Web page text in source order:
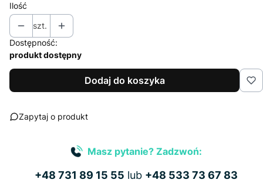
Ilość
szt.
Dostępność:
produkt dostępny
Dodaj do koszyka
Zapytaj o produkt
Masz pytanie? Zadzwoń:
+48 731 89 15 55 lub +48 533 73 67 83